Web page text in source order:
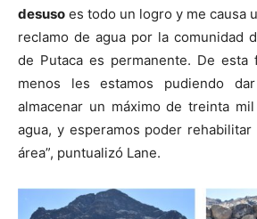
desuso es todo un logro y me causa
reclamo de agua por la comunidad
de Putaca es permanente. De esta
menos les estamos pudiendo
almacenar un máximo de treinta
agua, y esperamos poder
área”, puntualizó Lane.